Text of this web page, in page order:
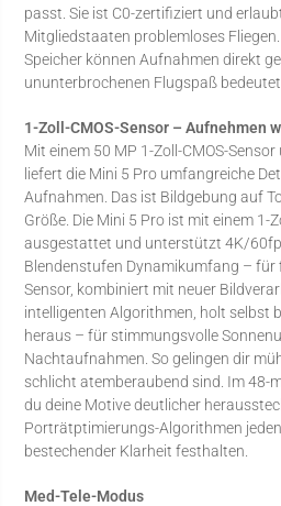
passt. Sie ist C0-zertifiziert und
Mitgliedstaaten problemloses
Speicher können Aufnahmen direkt
ununterbrochenen Flugspaß bedeutet.
1-Zoll-CMOS-Sensor – Aufnehmen
Mit einem 50 MP 1-Zoll-CMOS-
liefert die Mini 5 Pro umfangreiche
Aufnahmen. Das ist Bildgebung auf
Größe. Die Mini 5 Pro ist mit einem 1-
ausgestattet und unterstützt 4K/
Blendenstufen Dynamikumfang – für
Sensor, kombiniert mit neuer
intelligenten Algorithmen, holt selbst
heraus – für stimmungsvolle
Nachtaufnahmen. So gelingen dir
schlicht atemberaubend sind. Im 48-
du deine Motive deutlicher
Porträtptimierungs-Algorithmen
bestechender Klarheit festhalten.
Med-Tele-Modus